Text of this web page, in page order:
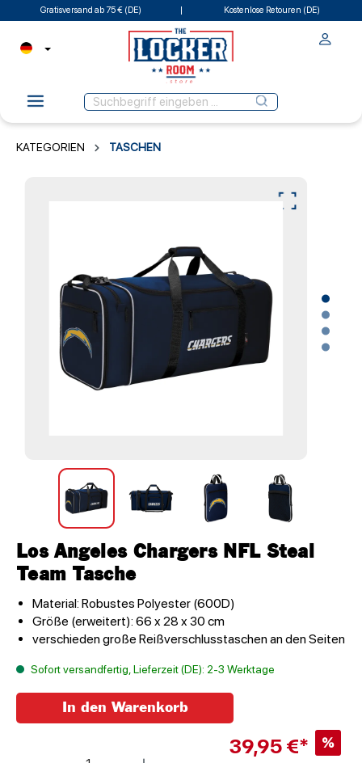
Gratisversand ab 75 € (DE) Kostenlose Retouren (DE)
KATEGORIEN TASCHEN
Los Angeles Chargers NFL Steal
Team Tasche
Material: Robustes Polyester (600D)
Größe (erweitert): 66 x 28 x 30 cm
verschieden große Reißverschlusstaschen an den Seiten
Sofort versandfertig, Lieferzeit (DE): 2-3 Werktage
39,95 €* %
In den Warenkorb